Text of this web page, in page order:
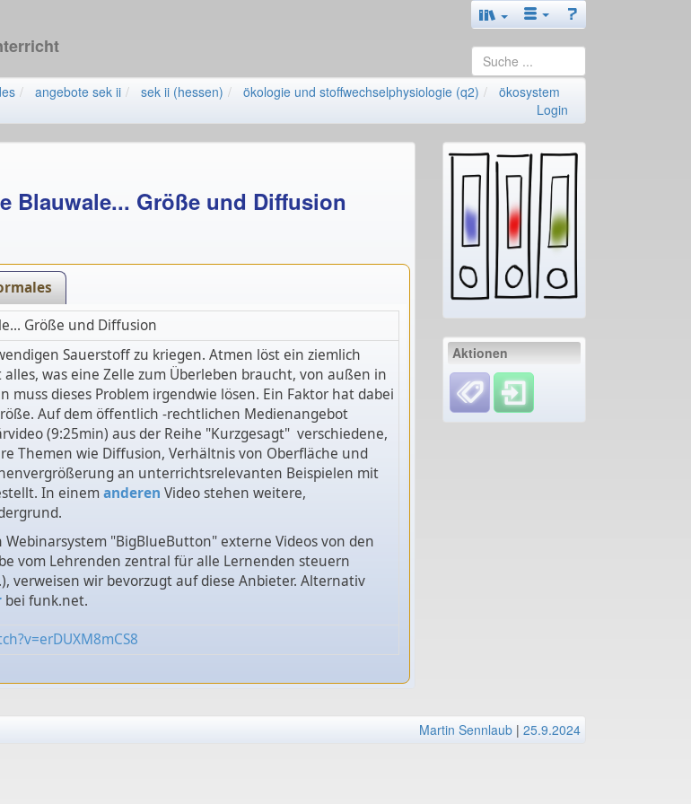
angebote sek ii sek ii (hessen) ökologie und stoffwechselphysiologie (q2)
ökosystem
Login
Blauwale... Größe und Diffusion
Größe und Diffusion
Sauerstoff zu kriegen. Atmen löst ein ziemlich
was eine Zelle zum Überleben braucht, von außen in
muss dieses Problem irgendwie lösen. Ein Faktor hat dabei
Auf dem öffentlich -rechtlichen Medienangebot
(9:25min) aus der Reihe "Kurzgesagt" verschiedene,
Themen wie Diffusion, Verhältnis von Oberfläche und
an unterrichtsrelevanten Beispielen mit
In einemanderen Video stehen weitere,
"BigBlueButton" externe Videos von den
vom Lehrenden zentral für alle Lernenden steuern
verweisen wir bevorzugt auf diese Anbieter. Alternativ
bei funk.net.
Aktionen
Martin Sennlaub | 25.9.2024